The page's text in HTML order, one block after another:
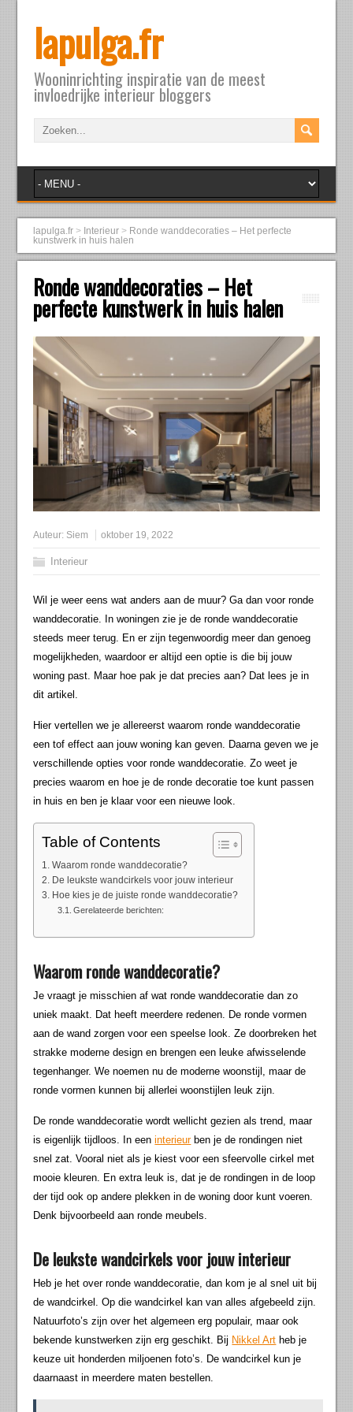
lapulga.fr
Wooninrichting inspiratie van de meest
invloedrijke interieur bloggers
lapulga.fr > Interieur > Ronde wanddecoraties – Het perfecte
kunstwerk in huis halen
Ronde wanddecoraties – Het
perfecte kunstwerk in huis halen
Auteur: Siem oktober 19, 2022
Interieur
Wil je weer eens wat anders aan de muur? Ga dan voor ronde
wanddecoratie. In woningen zie je de ronde wanddecoratie
steeds meer terug. En er zijn tegenwoordig meer dan genoeg
mogelijkheden, waardoor er altijd een optie is die bij jouw
woning past. Maar hoe pak je dat precies aan? Dat lees je in
dit artikel.
Hier vertellen we je allereerst waarom ronde wanddecoratie
een tof effect aan jouw woning kan geven. Daarna geven we je
verschillende opties voor ronde wanddecoratie. Zo weet je
precies waarom en hoe je de ronde decoratie toe kunt passen
in huis en ben je klaar voor een nieuwe look.
Table of Contents
Waarom ronde wanddecoratie?
De leukste wandcirkels voor jouw interieur
Hoe kies je de juiste ronde wanddecoratie?
Gerelateerde berichten:
Waarom ronde wanddecoratie?
Je vraagt je misschien af wat ronde wanddecoratie dan zo
uniek maakt. Dat heeft meerdere redenen. De ronde vormen
aan de wand zorgen voor een speelse look. Ze doorbreken het
strakke moderne design en brengen een leuke afwisselende
tegenhanger. We noemen nu de moderne woonstijl, maar de
ronde vormen kunnen bij allerlei woonstijlen leuk zijn.
De ronde wanddecoratie wordt wellicht gezien als trend, maar
is eigenlijk tijdloos. In eeninterieurben je de rondingen niet
snel zat. Vooral niet als je kiest voor een sfeervolle cirkel met
mooie kleuren. En extra leuk is, dat je de rondingen in de loop
der tijd ook op andere plekken in de woning door kunt voeren.
Denk bijvoorbeeld aan ronde meubels.
De leukste wandcirkels voor jouw interieur
Heb je het over ronde wanddecoratie, dan kom je al snel uit bij
de wandcirkel. Op die wandcirkel kan van alles afgebeeld zijn.
Natuurfoto’s zijn over het algemeen erg populair, maar ook
bekende kunstwerken zijn erg geschikt. Bij Nikkel Art heb je
keuze uit honderden miljoenen foto’s. De wandcirkel kun je
daarnaast in meerdere maten bestellen.